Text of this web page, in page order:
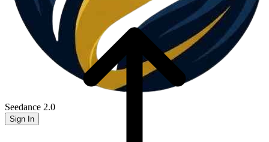
Seedance 2.0
Sign In